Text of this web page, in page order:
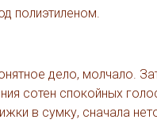
полиэтиленом.
дело, молчало.
сотен спокойных
в сумку, сначала